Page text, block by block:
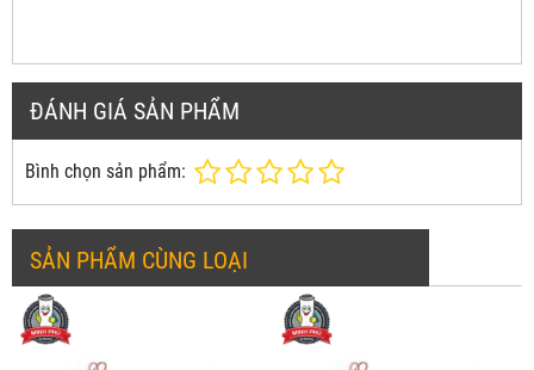
ĐÁNH GIÁ SẢN PHẨM
Bình chọn sản phẩm:
SẢN PHẨM CÙNG LOẠI